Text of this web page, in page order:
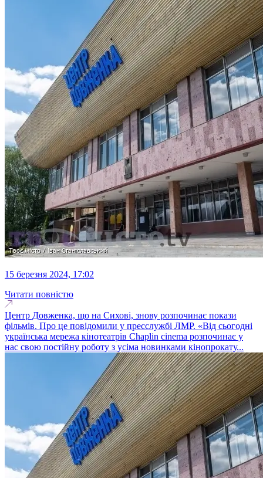
15 березня 2024, 17:02
Читати повністю
Центр Довженка, що на Сихові, знову розпочинає покази
фільмів. Про це повідомили у пресслужбі ЛМР. «Від сьогодні
українська мережа кінотеатрів Chaplin cinema розпочинає у
нас свою постійну роботу з усіма новинками кінопрокату...